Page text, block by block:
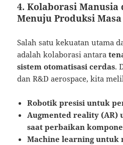
4. Kolaborasi Manusia
Menuju Produksi
Salah satu kekuatan utama
adalah kolaborasi antara
sistem otomatisasi cerdas.
dan R&D aerospace, kita
Robotik presisi untuk
Augmented reality (AR)
saat perbaikan
Machine learning untuk